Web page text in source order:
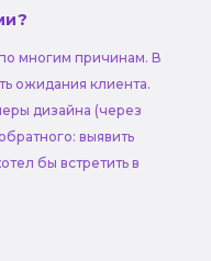
многим причинам. В
ожидания клиента.
дизайна (через
выявить
бы встретить в